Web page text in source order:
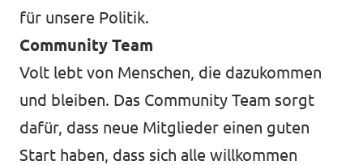
für unsere Politik.
Community Team
Volt lebt von Menschen, die dazukommen
und bleiben. Das Community Team sorgt
dafür, dass neue Mitglieder einen guten
Start haben, dass sich alle willkommen